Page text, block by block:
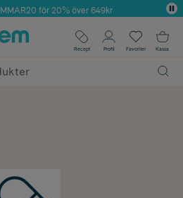
2025 inom Skönhet
för 20% över 649kr
✓ Fri frakt
på alla köp*
Recept Profil Favoriter Kassa